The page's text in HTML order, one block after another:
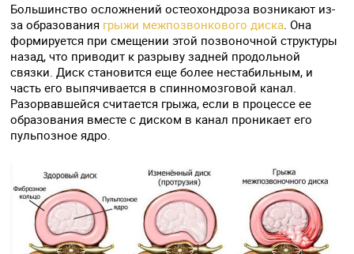
Большинство осложнений остеохондроза возникают из-
за образования грыжи межпозвонкового диска. Она
формируется при смещении этой позвоночной структуры
назад, что приводит к разрыву задней продольной
связки. Диск становится еще более нестабильным, и
часть его выпячивается в спинномозговой канал.
Разорвавшейся считается грыжа, если в процессе ее
образования вместе с диском в канал проникает его
пульпозное ядро.